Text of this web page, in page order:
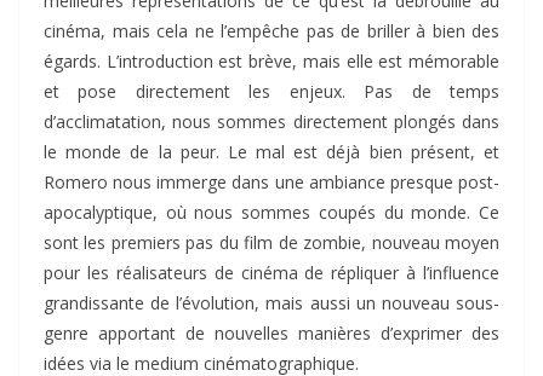
cinéma, mais cela ne l’empêche pas de briller à bien des
égards. L’introduction est brève, mais elle est mémorable
et pose directement les enjeux. Pas de temps
d’acclimatation, nous sommes directement plongés dans
le monde de la peur. Le mal est déjà bien présent, et
Romero nous immerge dans une ambiance presque post-
apocalyptique, où nous sommes coupés du monde. Ce
sont les premiers pas du film de zombie, nouveau moyen
pour les réalisateurs de cinéma de répliquer à l’influence
grandissante de l’évolution, mais aussi un nouveau sous-
genre apportant de nouvelles manières d’exprimer des
idées via le medium cinématographique.